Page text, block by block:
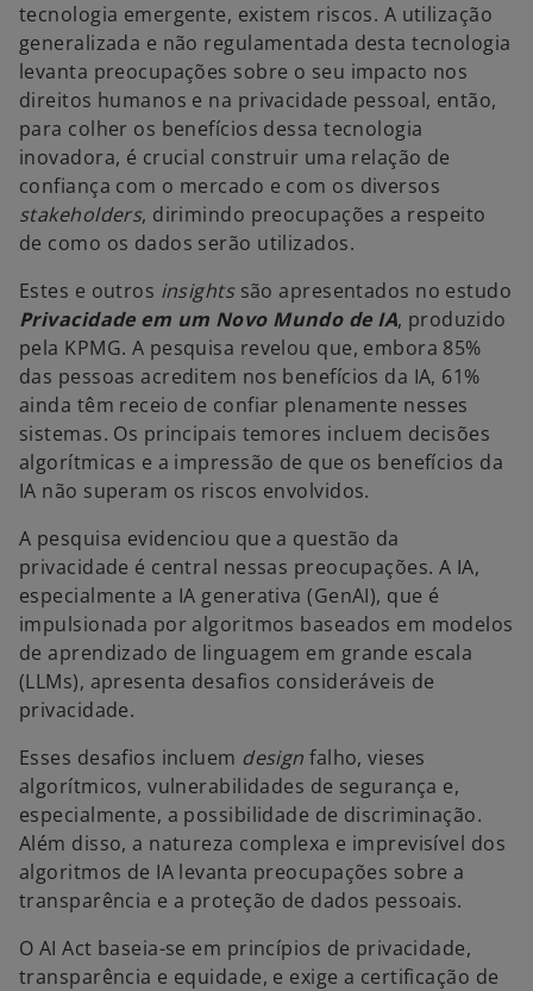
tecnologia emergente, existem riscos. A utilização
generalizada e não regulamentada desta tecnologia
levanta preocupações sobre o seu impacto nos
direitos humanos e na privacidade pessoal, então,
para colher os benefícios dessa tecnologia
inovadora, é crucial construir uma relação de
confiança com o mercado e com os diversos
stakeholders, dirimindo preocupações a respeito
de como os dados serão utilizados.
Estes e outros insightssão apresentados no estudo
Privacidade em um Novo Mundo de IA, produzido
pela KPMG. A pesquisa revelou que, embora 85%
das pessoas acreditem nos benefícios da IA, 61%
ainda têm receio de confiar plenamente nesses
sistemas. Os principais temores incluem decisões
algorítmicas e a impressão de que os benefícios da
IA não superam os riscos envolvidos.
A pesquisa evidenciou que a questão da
privacidade é central nessas preocupações. A IA,
especialmente a IA generativa (GenAI), que é
impulsionada por algoritmos baseados em modelos
de aprendizado de linguagem em grande escala
(LLMs), apresenta desafios consideráveis de
privacidade.
Esses desafios incluem design falho, vieses
algorítmicos, vulnerabilidades de segurança e,
especialmente, a possibilidade de discriminação.
Além disso, a natureza complexa e imprevisível dos
algoritmos de IA levanta preocupações sobre a
transparência e a proteção de dados pessoais.
O AI Act baseia-se em princípios de privacidade,
transparência e equidade, e exige a certificação de